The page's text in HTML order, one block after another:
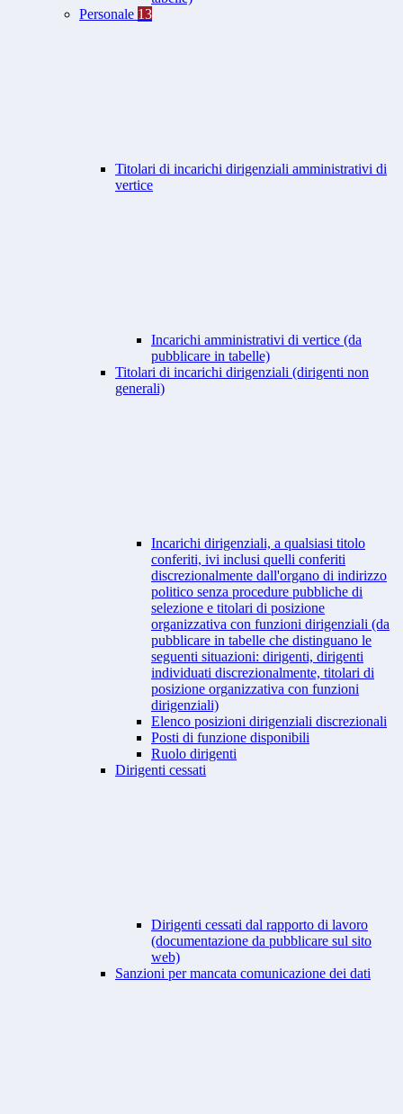
Personale 13
Titolari di incarichi dirigenziali amministrativi di
vertice
Incarichi amministrativi di vertice (da
pubblicare in tabelle)
Titolari di incarichi dirigenziali (dirigenti non
generali)
Incarichi dirigenziali, a qualsiasi titolo
conferiti, ivi inclusi quelli conferiti
discrezionalmente dall'organo di indirizzo
politico senza procedure pubbliche di
selezione e titolari di posizione
organizzativa con funzioni dirigenziali (da
pubblicare in tabelle che distinguano le
seguenti situazioni: dirigenti, dirigenti
individuati discrezionalmente, titolari di
posizione organizzativa con funzioni
dirigenziali)
Elenco posizioni dirigenziali discrezionali
Posti di funzione disponibili
Ruolo dirigenti
Dirigenti cessati
Dirigenti cessati dal rapporto di lavoro
(documentazione da pubblicare sul sito
web)
Sanzioni per mancata comunicazione dei dati